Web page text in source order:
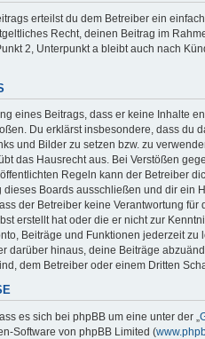
erteilst du dem Betreiber ein
Recht, deinen Beitrag im
2, Unterpunkt a bleibt auch nach
eines Beitrags, dass er keine Inhalte
Du erklärst insbesondere, dass du
und Bilder zu setzen bzw. zu
das Hausrecht aus. Bei Verstößen
Regeln kann der Betreiber
dieses Boards ausschließen und dir ein
der Betreiber keine Verantwortung für
erstellt hat oder die er nicht zur
Beiträge und Funktionen jederzeit zu
darüber hinaus, deine Beiträge
dem Betreiber oder einem Dritten
es sich bei phpBB um eine unter der „
Software von phpBB Limited (